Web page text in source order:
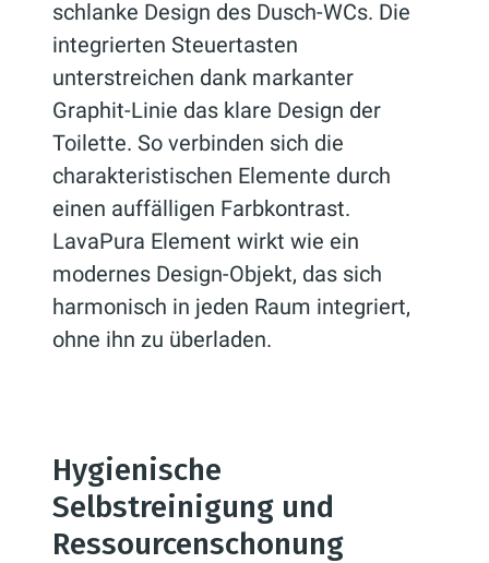
schlanke Design des Dusch-WCs. Die
integrierten Steuertasten
unterstreichen dank markanter
Graphit-Linie das klare Design der
Toilette. So verbinden sich die
charakteristischen Elemente durch
einen auffälligen Farbkontrast.
LavaPura Element wirkt wie ein
modernes Design-Objekt, das sich
harmonisch in jeden Raum integriert,
ohne ihn zu überladen.
Hygienische
Selbstreinigung und
Ressourcenschonung